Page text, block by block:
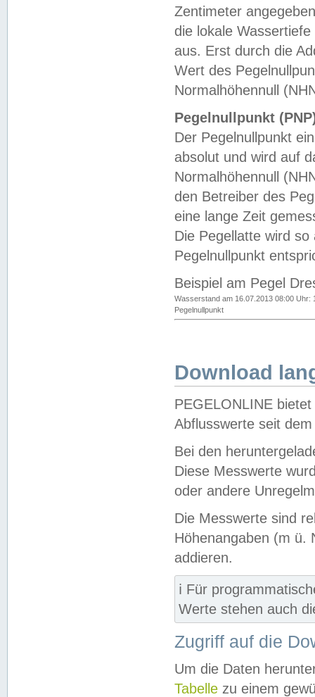
Zentimeter
die lokale
aus. Erst durch die
Wert des
Normalhöhennull
Pegelnullpunkt
Der Pegelnullpunkt
absolut und wird auf
Normalhöhennull
den Betreiber des
eine lange Zeit
Die Pegellatte wird
Pegelnullpunkt
Beispiel am Pegel
Wasserstand am 16.07.2013 08:00 Uhr:
Pegelnullpunkt
Download
PEGELONLINE
Abflusswerte seit
Bei den
Diese Messwerte
oder andere
Die Messwerte sind
Höhenangaben (m ü.
addieren.
ℹ️ Für
Werte stehen auch
Zugriff auf die
Um die Daten
Tabelle zu einem